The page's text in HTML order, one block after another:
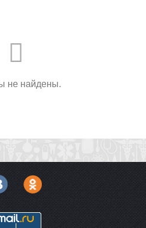
не найдены.